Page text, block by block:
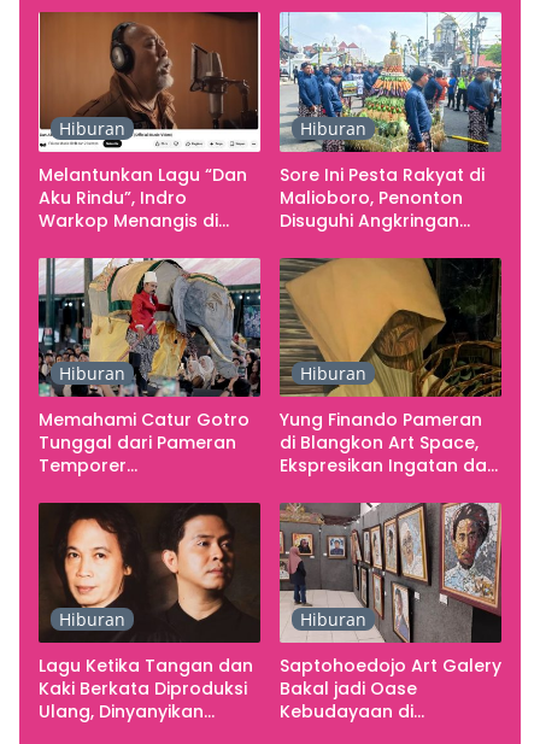
Kebutuhan Konser
Yogyakarta sebagai
Pusat Pergerakan Seni
Rupa Indonesia
Hiburan
Melantunkan Lagu “Dan
Aku Rindu”, Indro
Warkop Menangis di
Hiburan
Sore Ini Pesta Rakyat di
Malioboro, Penonton
Disuguhi Angkringan
Hiburan
Memahami Catur Gotro
Tunggal dari Pameran
Temporer
Hiburan
Yung Finando Pameran
di Blangkon Art Space,
Ekspresikan Ingatan dan
Hiburan
Lagu Ketika Tangan dan
Kaki Berkata Diproduksi
Ulang, Dinyanyikan
Hiburan
Saptohoedojo Art Galery
Bakal jadi Oase
Kebudayaan di